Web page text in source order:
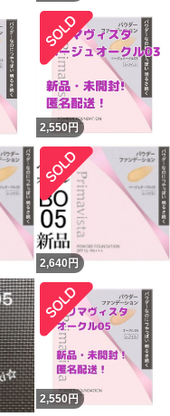
2,550円
2,640 円
2,550円